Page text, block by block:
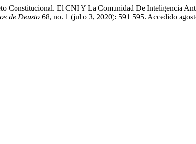
Constitucional. El CNI Y La Comunidad De Inteligencia
de Deusto 68, no. 1 (julio 3, 2020): 591-595. Accedido